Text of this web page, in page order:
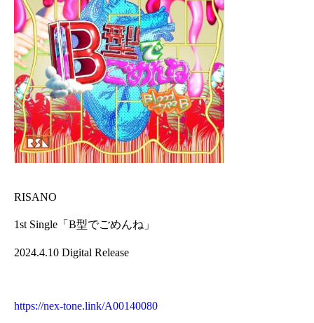
RISANO
1st Single「B型でごめんね」
2024.4.10 Digital Release
https://nex-tone.link/A00140080